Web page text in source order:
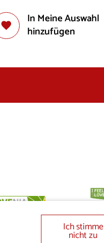
In Meine Auswahl
hinzufügen
Ich stimme
nicht zu